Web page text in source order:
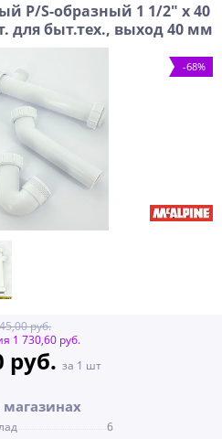
P/S-образный 1 1/2" х 40
для быт.тех., выход 40 мм
-68%
руб.
1 730,60 руб.
руб. за 1 шт
6